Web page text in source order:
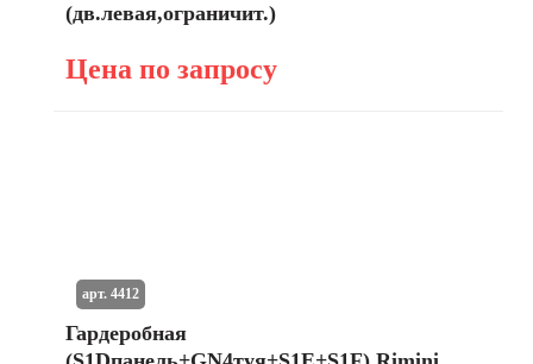
(дв.левая,ограничит.)
Цена по запросу
Гардеробная
арт. 4412